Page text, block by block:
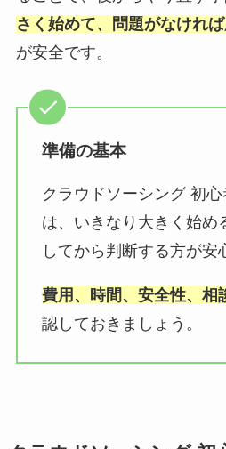
さく始めて、問題がなけれ
が安全です。
準備の基本
クラウドソーシング 初
は、いきなり大きく始め
してから判断する方が安
費用、時間、安全性、相
認しておきましょう。